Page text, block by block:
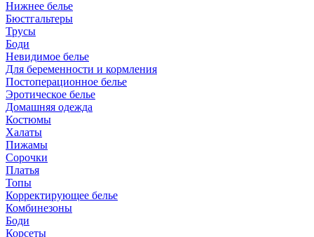
Нижнее белье
Бюстгальтеры
Трусы
Боди
Невидимое белье
Для беременности и кормления
Постоперационное белье
Эротическое белье
Домашняя одежда
Костюмы
Халаты
Пижамы
Сорочки
Платья
Топы
Корректирующее белье
Комбинезоны
Боди
Корсеты